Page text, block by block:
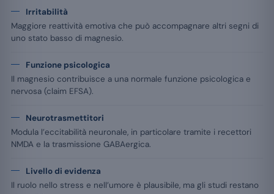
Irritabilità
Maggiore reattività emotiva che può accompagnare altri segni di
uno stato basso di magnesio.
Funzione psicologica
Il magnesio contribuisce a una normale funzione psicologica e
nervosa (claim EFSA).
Neurotrasmettitori
Modula l’eccitabilità neuronale, in particolare tramite i recettori
NMDA e la trasmissione GABAergica.
Livello di evidenza
Il ruolo nello stress e nell’umore è plausibile, ma gli studi restano